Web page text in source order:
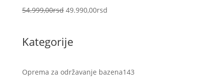
54.999,00rsd Originalna
bila:
49.990,00rsdTrenutna
Kategorije
Oprema za održavanje bazena143143